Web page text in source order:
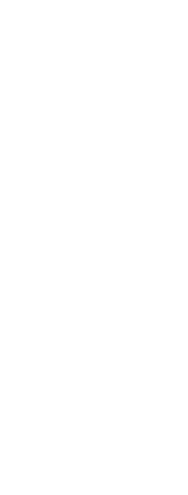
スポーツ パノラマガ
ルーフ プラスパッケ
革シート 前席シート